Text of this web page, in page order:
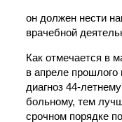
он должен нести
врачебной
Как отмечается в
в апреле прошлого
диагноз 44-
больному, тем
срочном порядке